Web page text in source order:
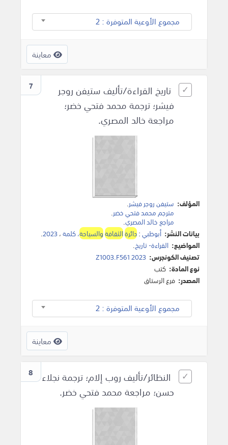
مجموع الأوعية المتوفرة : 2
معاينة
7
تاريخ القراءة/تأليف ستيفن روجر
فيشر؛ ترجمة محمد فتحي خضر؛
مراجعة خالد المصري.
المؤلف: ستيفن روجر فيشر.
مترجم محمد فتحي خضر.
مراجع خالد المصري.
بيانات النشر: أبوظبي:دائرةالثقافةوالسياحة، كلمة،2023
.
المواضيع: القراءة- تاريخ.
تصنيف الكونجرس: Z1003.F561 2023
نوع المادة: كتب
المصدر: فرع الرستاق
مجموع الأوعية المتوفرة : 2
معاينة
8
النظائر/تأليف روب إلام؛ ترجمة نجلاء
حسن؛ مراجعة محمد فتحي خضر.